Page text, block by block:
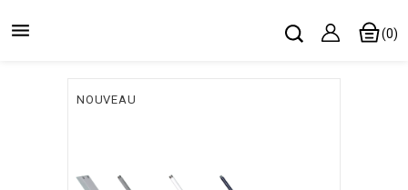
 (0)
NOUVEAU